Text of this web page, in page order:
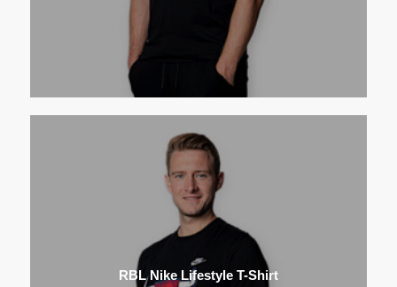
RBL Nike Lifestyle T-Shirt